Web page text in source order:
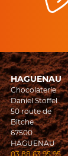
HAGUENAU
Chocolaterie
Daniel Stoffel
50 route de
Bitche
67500
HAGUENAU